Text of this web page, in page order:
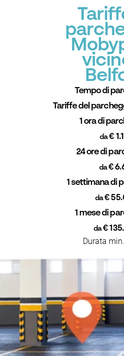
Tempo di
Tariffe del
1 ora di
da€
24 ore di
da€
1 settimana di
da€
1 mese di
da€
Durata